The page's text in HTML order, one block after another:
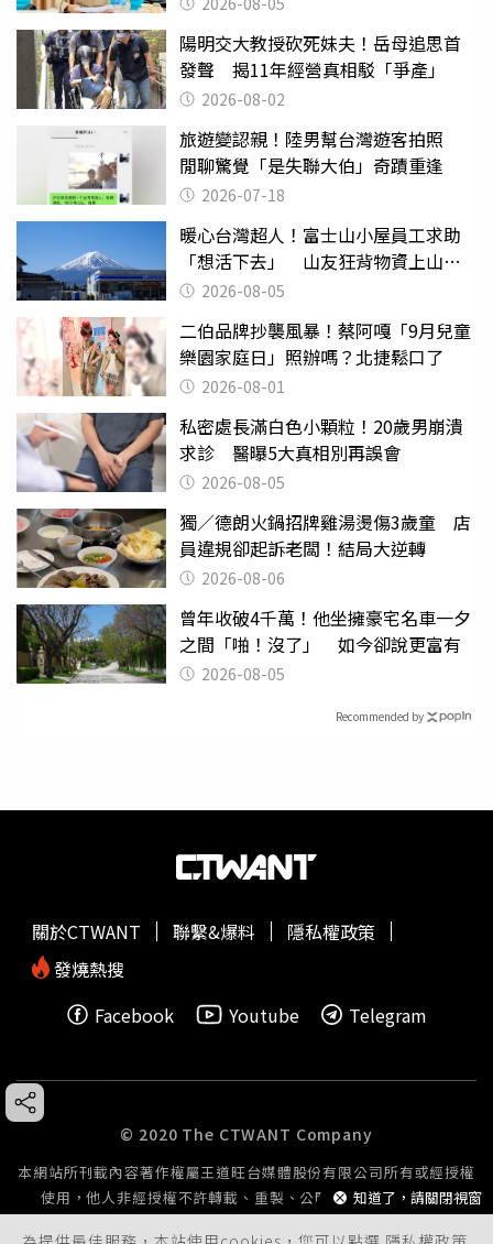
陽明交大教授砍死妹夫！岳母追思首
發聲 揭11年經營真相駁「爭產」
2026-08-02
旅遊變認親！陸男幫台灣遊客拍照
閒聊驚覺「是失聯大伯」奇蹟重逢
2026-07-18
暖心台灣超人！富士山小屋員工求助
「想活下去」 山友狂背物資上山：
台灣真的是寶島
2026-08-05
二伯品牌抄襲風暴！蔡阿嘎「9月兒童
樂園家庭日」照辦嗎？北捷鬆口了
2026-08-01
私密處長滿白色小顆粒！20歲男崩潰
求診 醫曝5大真相別再誤會
2026-08-05
獨／德朗火鍋招牌雞湯燙傷3歲童 店
員違規卻起訴老闆！結局大逆轉
2026-08-06
曾年收破4千萬！他坐擁豪宅名車一夕
之間「啪！沒了」 如今卻說更富有
2026-08-05
Recommended by
知道了，請關閉視窗
關於CTWANT 聯繫&爆料
隱私權政策
發燒熱搜
Facebook
Youtube Telegram
© 2020 The CTWANT Company
本網站所刊載內容著作權屬王道旺台媒體股份有限公司所有或經授權
使用，他人非經授權不許轉載、重製、公開播送或公開傳輸。